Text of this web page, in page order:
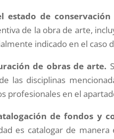
estado de conservación
de la obra de arte,
indicado en el caso
de obras de arte.
las disciplinas
profesionales en el
de fondos y
es catalogar de